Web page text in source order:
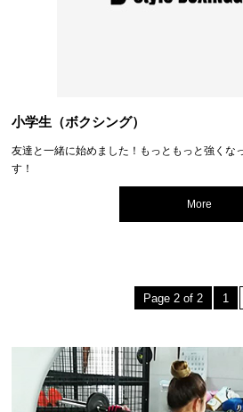
小学生（ボクシング）
友達と一緒に始めました！もっともっと強くな
す！
More
Page 2 of 2 1